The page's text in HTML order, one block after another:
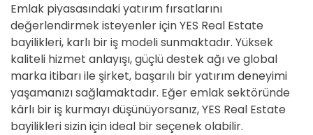
Emlak piyasasındaki yatırım fırsatlarını
değerlendirmek isteyenler için YES Real Estate
bayilikleri, karlı bir iş modeli sunmaktadır. Yüksek
kaliteli hizmet anlayışı, güçlü destek ağı ve global
marka itibarı ile şirket, başarılı bir yatırım deneyimi
yaşamanızı sağlamaktadır. Eğer emlak sektöründe
kârlı bir iş kurmayı düşünüyorsanız, YES Real Estate
bayilikleri sizin için ideal bir seçenek olabilir.